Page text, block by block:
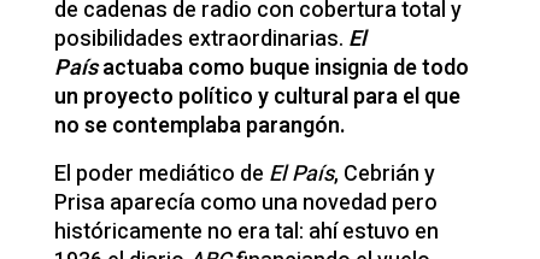
de cadenas de radio con cobertura total y
posibilidades extraordinarias. El
Paísactuaba como buque insignia de todo
un proyecto político y cultural para el que
no se contemplaba parangón.
El poder mediático de El País, Cebrián y
Prisa aparecía como una novedad pero
históricamente no era tal: ahí estuvo en